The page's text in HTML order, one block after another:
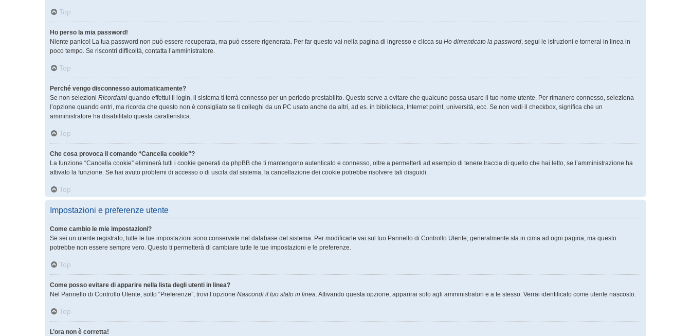
Top
Ho perso la mia password!
Niente panico! La tua password non può essere recuperata, ma può essere rigenerata. Per far questo vai nella pagina di ingresso e clicca su Ho dimenticato la password, segui le istruzioni e tornerai in linea in
poco tempo. Se riscontri difficoltà, contatta l’amministratore.
Top
Perché vengo disconnesso automaticamente?
Se non selezioni Ricordami quando effettui il login, il sistema ti terrà connesso per un periodo prestabilito. Questo serve a evitare che qualcuno possa usare il tuo nome utente. Per rimanere connesso, seleziona
l’opzione quando entri, ma ricorda che questo non è consigliato se ti colleghi da un PC usato anche da altri, ad es. in biblioteca, Internet point, università, ecc. Se non vedi il checkbox, significa che un
amministratore ha disabilitato questa caratteristica.
Top
Che cosa provoca il comando “Cancella cookie”?
La funzione “Cancella cookie” eliminerà tutti i cookie generati da phpBB che ti mantengono autenticato e connesso, oltre a permetterti ad esempio di tenere traccia di quello che hai letto, se l’amministrazione ha
attivato la funzione. Se hai avuto problemi di accesso o di uscita dal sistema, la cancellazione dei cookie potrebbe risolvere tali disguidi.
Top
Impostazioni e preferenze utente
Come cambio le mie impostazioni?
Se sei un utente registrato, tutte le tue impostazioni sono conservate nel database del sistema. Per modificarle vai sul tuo Pannello di Controllo Utente; generalmente sta in cima ad ogni pagina, ma questo
potrebbe non essere sempre vero. Questo ti permetterà di cambiare tutte le tue impostazioni e le preferenze.
Top
Come posso evitare di apparire nella lista degli utenti in linea?
Nel Pannello di Controllo Utente, sotto “Preferenze”, trovi l’opzione Nascondi il tuo stato in linea. Attivando questa opzione, apparirai solo agli amministratori e a te stesso. Verrai identificato come utente nascosto.
Top
L’ora non è corretta!